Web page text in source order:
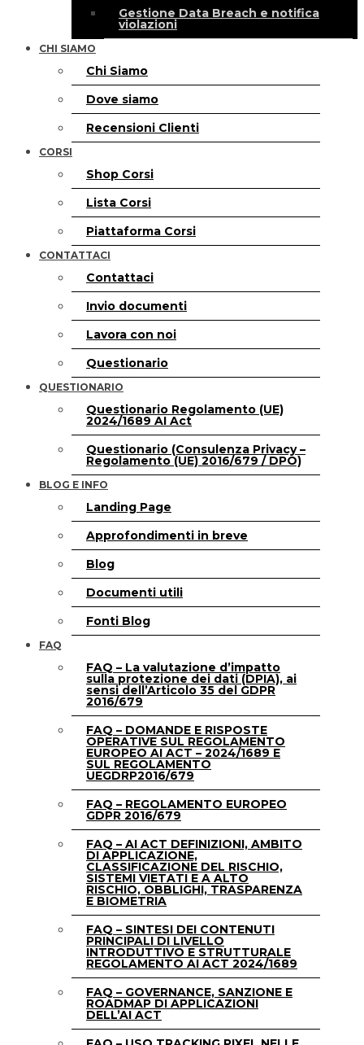
Gestione Data Breach e notifica
violazioni
CHI SIAMO
Chi Siamo
Dove siamo
Recensioni Clienti
CORSI
Shop Corsi
Lista Corsi
Piattaforma Corsi
CONTATTACI
Contattaci
Invio documenti
Lavora con noi
Questionario
QUESTIONARIO
Questionario Regolamento (UE)
2024/1689 AI Act
Questionario (Consulenza Privacy –
Regolamento (UE) 2016/679 / DPO)
BLOG E INFO
Landing Page
Approfondimenti in breve
Blog
Documenti utili
Fonti Blog
FAQ
FAQ – La valutazione d’impatto
sulla protezione dei dati (DPIA), ai
sensi dell’Articolo 35 del GDPR
2016/679
FAQ – DOMANDE E RISPOSTE
OPERATIVE SUL REGOLAMENTO
EUROPEO AI ACT – 2024/1689 E
SUL REGOLAMENTO
UEGDRP2016/679
FAQ – REGOLAMENTO EUROPEO
GDPR 2016/679
FAQ – AI ACT DEFINIZIONI, AMBITO
DI APPLICAZIONE,
CLASSIFICAZIONE DEL RISCHIO,
SISTEMI VIETATI E A ALTO
RISCHIO, OBBLIGHI, TRASPARENZA
E BIOMETRIA
FAQ – SINTESI DEI CONTENUTI
PRINCIPALI DI LIVELLO
INTRODUTTIVO E STRUTTURALE
REGOLAMENTO AI ACT 2024/1689
FAQ – GOVERNANCE, SANZIONE E
ROADMAP DI APPLICAZIONI
DELL’AI ACT